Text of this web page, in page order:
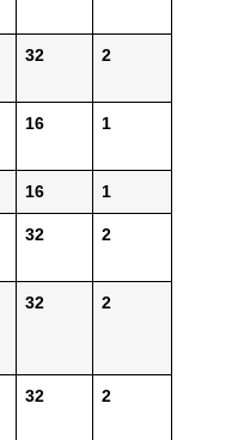
32 2
16 1
16 1
32 2
32 2
32 2